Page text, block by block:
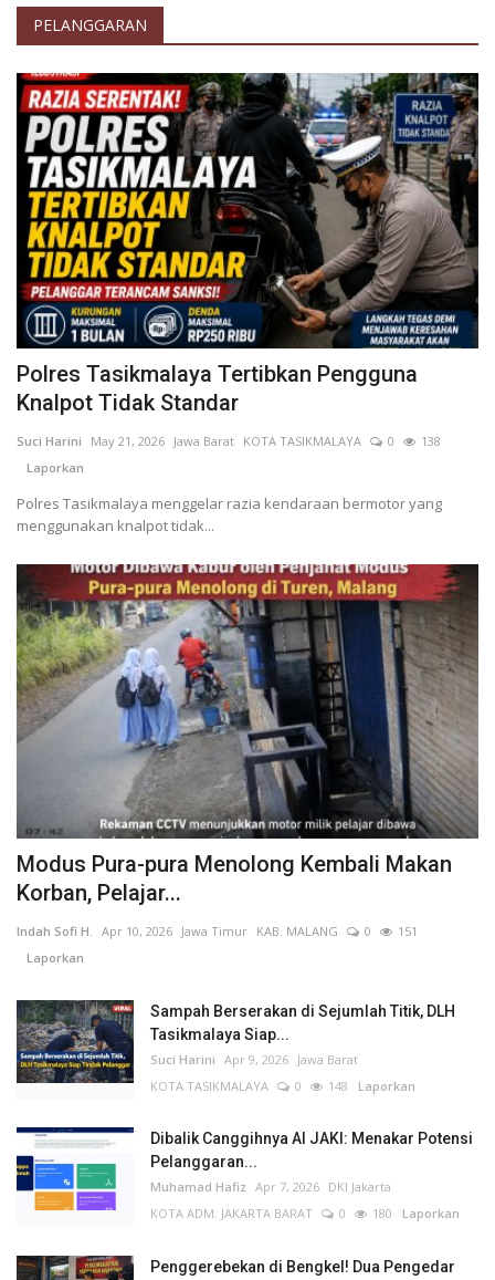
PELANGGARAN
Polres Tasikmalaya Tertibkan Pengguna
Knalpot Tidak Standar
Suci Harini May 21, 2026 Jawa Barat KOTA TASIKMALAYA 0
138
Laporkan
Polres Tasikmalaya menggelar razia kendaraan bermotor yang
menggunakan knalpot tidak...
Modus Pura-pura Menolong Kembali Makan
Korban, Pelajar...
Indah Sofi H. Apr 10, 2026 Jawa Timur KAB. MALANG 0
151
Laporkan
Sampah Berserakan di Sejumlah Titik, DLH
Tasikmalaya Siap...
Suci Harini Apr 9, 2026 Jawa Barat
KOTA TASIKMALAYA
0 148 Laporkan
Dibalik Canggihnya AI JAKI: Menakar Potensi
Pelanggaran...
Muhamad Hafiz Apr 7, 2026 DKI Jakarta
KOTA ADM. JAKARTA BARAT
0 180 Laporkan
Penggerebekan di Bengkel! Dua Pengedar